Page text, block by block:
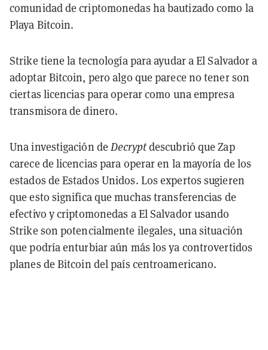
comunidad de criptomonedas ha bautizado como la
Playa Bitcoin.
Strike tiene la tecnología para ayudar a El Salvador a
adoptar Bitcoin, pero algo que parece no tener son
ciertas licencias para operar como una empresa
transmisora de dinero.
Una investigación deDecryptdescubrió que Zap
carece de licencias para operar en la mayoría de los
estados de Estados Unidos. Los expertos sugieren
que esto significa que muchas transferencias de
efectivo y criptomonedas a El Salvador usando
Strike son potencialmente ilegales, una situación
que podría enturbiar aún más los ya controvertidos
planes de Bitcoin del país centroamericano.